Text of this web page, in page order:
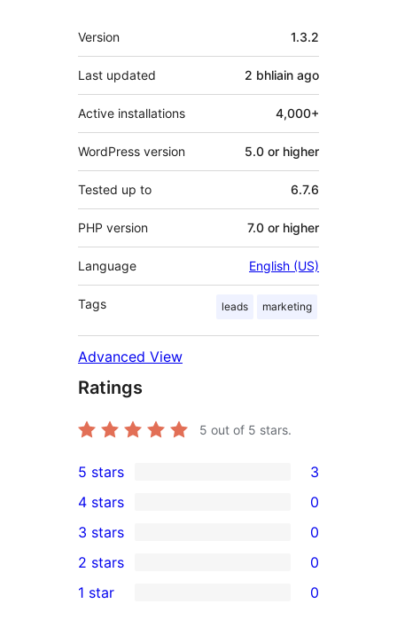
Meta
Version 1.3.2
Last updated 2 bhliain ago
Active installations 4,000+
WordPress version 5.0 or higher
Tested up to 6.7.6
PHP version 7.0 or higher
Language English (US)
Tags leads marketing
Advanced View
Ratings
5 out of 5 stars.
3
5-
star
reviews
5 stars 3
4-
star
reviews
4 stars 0
0
3-
star
3 stars 0
2-
2 stars 0
1 star 0